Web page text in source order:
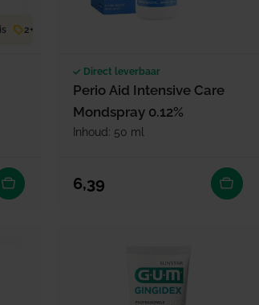
2+1 gratis
Direct leverbaar
Perio Aid Intensive Care
Mondspray 0.12%
Inhoud: 50 ml
Normale prijs
6,39